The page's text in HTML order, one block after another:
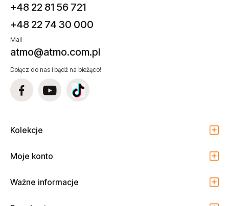
+48 22 81 56 721
+48 22 74 30 000
Mail
atmo@atmo.com.pl
Dołącz do nas i bądź na bieżąco!
Kolekcje
Moje konto
Ważne informacje